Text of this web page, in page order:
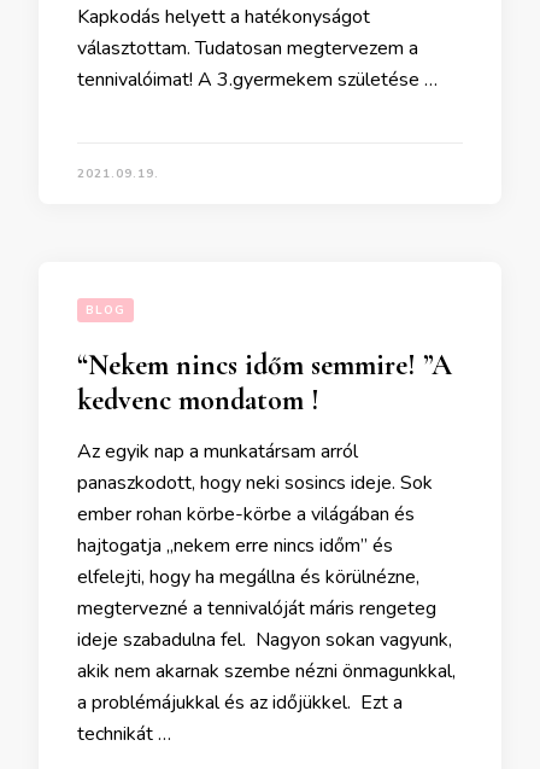
Kapkodás helyett a hatékonyságot
választottam. Tudatosan megtervezem a
tennivalóimat! A 3.gyermekem születése …
2021.09.19.
BLOG
“Nekem nincs időm semmire! ”A
kedvenc mondatom !
Az egyik nap a munkatársam arról
panaszkodott, hogy neki sosincs ideje. Sok
ember rohan körbe-körbe a világában és
hajtogatja „nekem erre nincs időm” és
elfelejti, hogy ha megállna és körülnézne,
megtervezné a tennivalóját máris rengeteg
ideje szabadulna fel. Nagyon sokan vagyunk,
akik nem akarnak szembe nézni önmagunkkal,
a problémájukkal és az időjükkel. Ezt a
technikát …